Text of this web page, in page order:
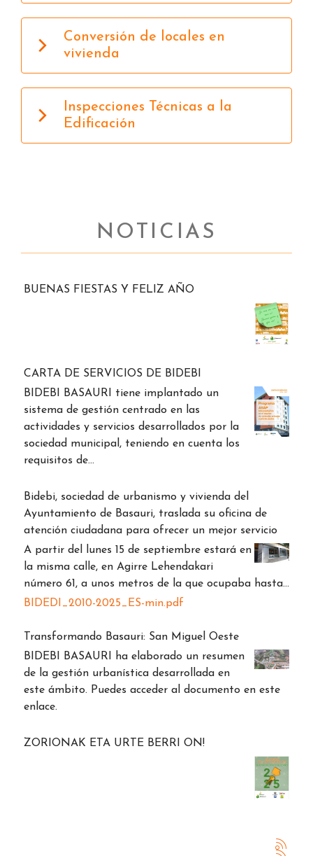
Conversión de locales en
vivienda
Inspecciones Técnicas a la
Edificación
NOTICIAS
BUENAS FIESTAS Y FELIZ AÑO
CARTA DE SERVICIOS DE BIDEBI
BIDEBI BASAURI tiene implantado un
sistema de gestión centrado en las
actividades y servicios desarrollados por la
sociedad municipal, teniendo en cuenta los
requisitos de…
Bidebi, sociedad de urbanismo y vivienda del
Ayuntamiento de Basauri, traslada su oficina de
atención ciudadana para ofrecer un mejor servicio
A partir del lunes 15 de septiembre estará en
la misma calle, en Agirre Lehendakari
número 61, a unos metros de la que ocupaba hasta…
BIDEDI_2010-2025_ES-min.pdf
Transformando Basauri: San Miguel Oeste
BIDEBI BASAURI ha elaborado un resumen
de la gestión urbanística desarrollada en
este ámbito. Puedes acceder al documento en este
enlace.
ZORIONAK ETA URTE BERRI ON!